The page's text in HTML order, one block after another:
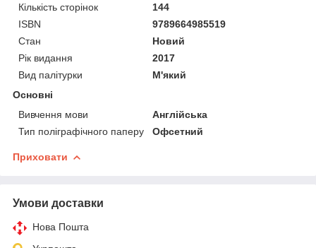
Кількість сторінок
144
ISBN
9789664985519
Стан
Новий
Рік видання
2017
Вид палітурки
М'який
Основні
Вивчення мови
Англійська
Тип поліграфічного паперу
Офсетний
Приховати
Умови доставки
Нова Пошта